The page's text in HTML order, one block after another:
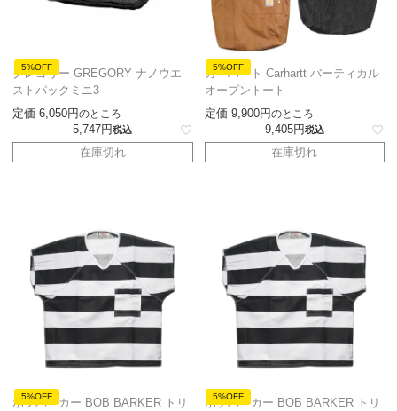
5%OFF
グレゴリー GREGORY ナノウエ
ストパックミニ3
定価 6,050 のところ
5,747 税込
在庫切れ
5%OFF
カーハート Carhartt バーティカル
オープントート
定価 9,900 のところ
9,405 税込
在庫切れ
5%OFF
ボブバーカー BOB BARKER トリ
5%OFF
ボブバーカー BOB BARKER トリ